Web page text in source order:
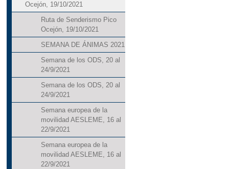
Ocejón, 19/10/2021
Ruta de Senderismo Pico
Ocejón, 19/10/2021
SEMANA DE ÁNIMAS 2021
Semana de los ODS, 20 al
24/9/2021
Semana de los ODS, 20 al
24/9/2021
Semana europea de la
movilidad AESLEME, 16 al
22/9/2021
Semana europea de la
movilidad AESLEME, 16 al
22/9/2021